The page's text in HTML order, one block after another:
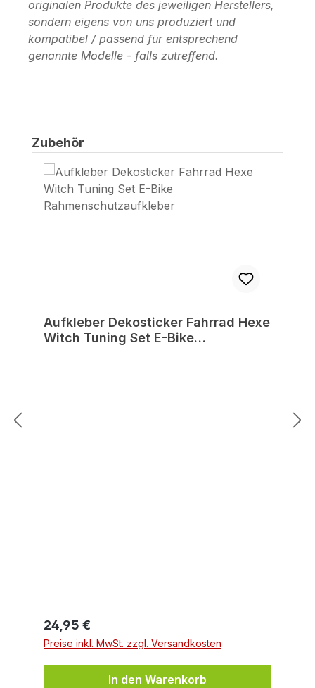
originalen Produkte des jeweiligen Herstellers,
sondern eigens von uns produziert und
kompatibel / passend für entsprechend
genannte Modelle - falls zutreffend.
Produktgalerie überspringen
Zubehör
Aufkleber Dekosticker Fahrrad Hexe
Witch Tuning Set E-Bike
Regulärer Preis:
24,95 €
Preise inkl. MwSt. zzgl. Versandkosten
In den Warenkorb